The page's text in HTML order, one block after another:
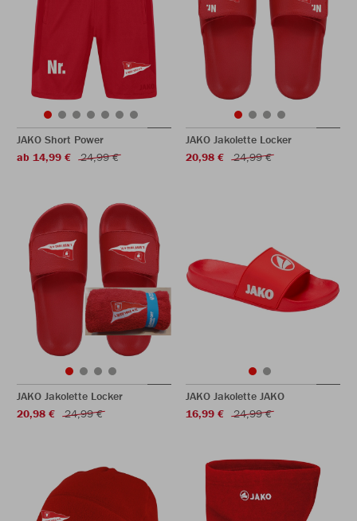
JAKO Short Power
ab 14,99 €
24,99 €
JAKO Jakolette Locker
20,98 €
24,99 €
JAKO Jakolette Locker
20,98 €
24,99 €
JAKO Jakolette JAKO
16,99 €
24,99 €